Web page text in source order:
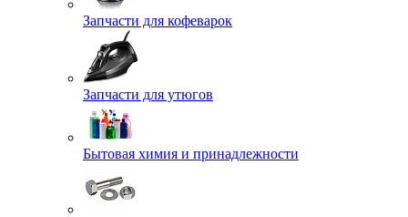
Запчасти для кофеварок
Запчасти для утюгов
Бытовая химия и принадлежности